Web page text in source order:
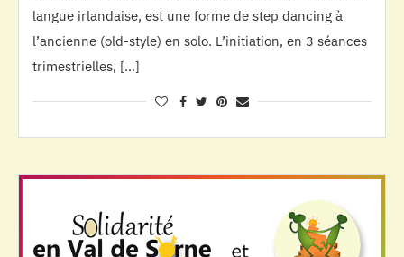
langue irlandaise, est une forme de step dancing à
l’ancienne (old-style) en solo. L’initiation, en 3 séances
trimestrielles, […]